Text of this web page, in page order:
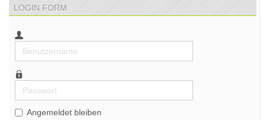
LOGIN FORM
Benutzername
Passwort
Angemeldet bleiben